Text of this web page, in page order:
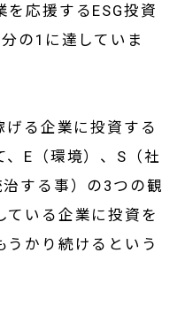
応援するESG投資
の1に達していま
る企業に投資する
E（環境）、S（社
する事）の3つの観
ている企業に投資を
うかり続けるという